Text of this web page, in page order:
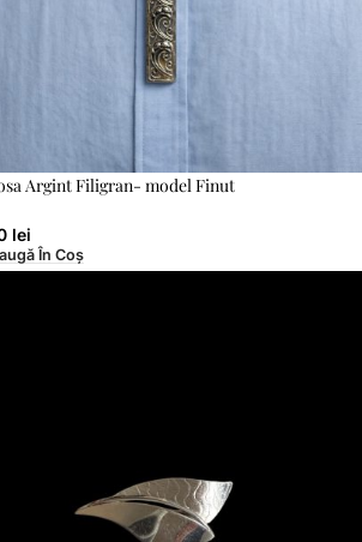
Argint Filigran- model Finut
lei
În Coș